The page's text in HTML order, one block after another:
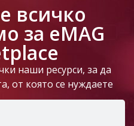
всичко
за eMAG
наши ресурси, за да
от която се нуждаете